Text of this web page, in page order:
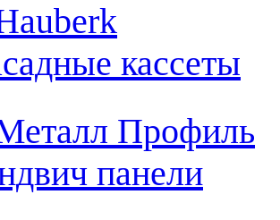
кассеты
Профиль
панели